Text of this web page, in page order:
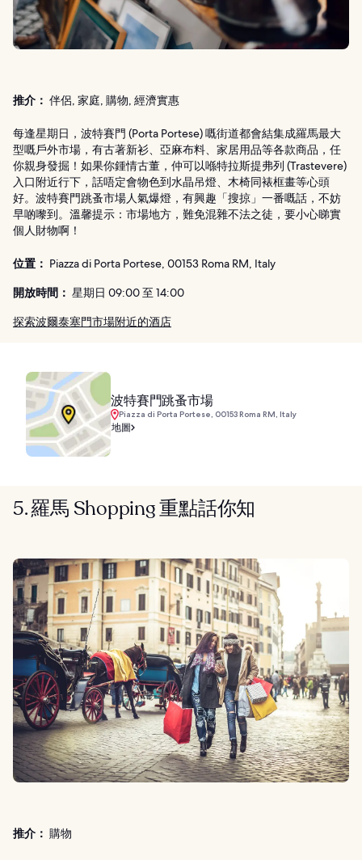
推介： 伴侶, 家庭, 購物, 經濟實惠
每逢星期日，波特賽門 (Porta Portese) 嘅街道都會結集成羅馬最大
型嘅戶外市場，有古著新衫、亞麻布料、家居用品等各款商品，任
你親身發掘！如果你鍾情古董，仲可以喺特拉斯提弗列 (Trastevere)
入口附近行下，話唔定會物色到水晶吊燈、木椅同裱框畫等心頭
好。波特賽門跳蚤市場人氣爆燈，有興趣「搜掠」一番嘅話，不妨
早啲嚟到。溫馨提示：市場地方，難免混雜不法之徒，要小心睇實
個人財物啊！
位置： Piazza di Porta Portese, 00153 Roma RM, Italy
開放時間： 星期日 09:00 至 14:00
探索波爾泰塞門市場附近的酒店
波特賽門跳蚤市場
Piazza di Porta Portese, 00153 Roma RM, Italy
地圖
5. 羅馬 Shopping 重點話你知
推介： 購物